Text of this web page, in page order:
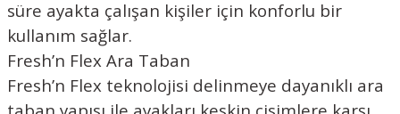
süre ayakta çalışan kişiler için konforlu bir
kullanım sağlar.
Fresh’n Flex Ara Taban
Fresh’n Flex teknolojisi delinmeye dayanıklı ara